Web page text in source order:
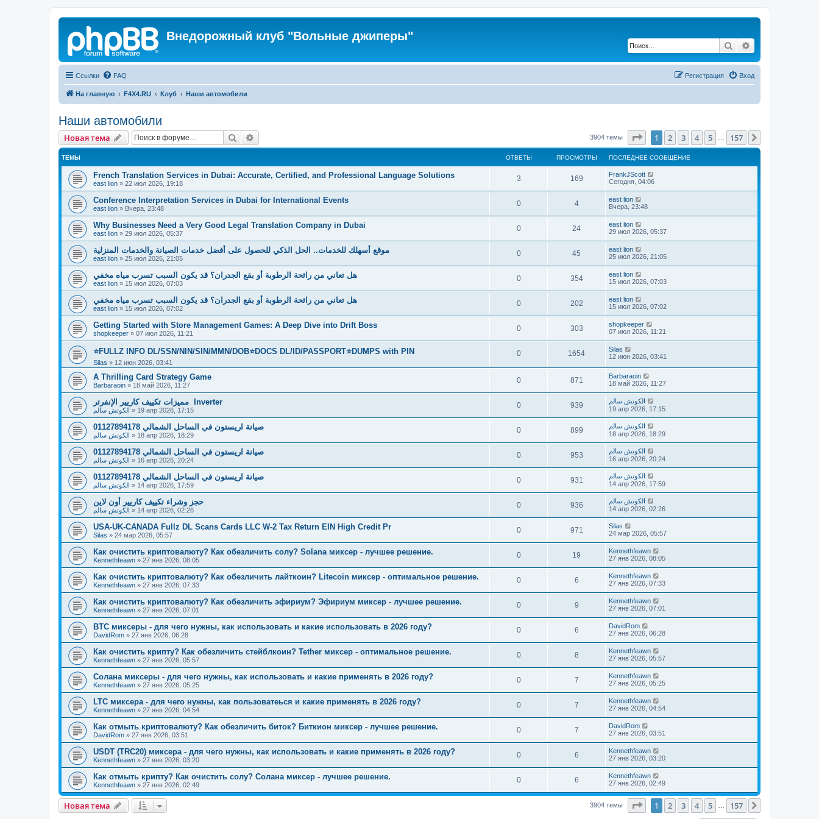
Внедорожный клуб "Вольные джиперы"
Поиск
Ссылки FAQ Вход
Регистрация
На главную F4X4.RU Клуб Наши автомобили
Наши автомобили
Новая тема Поиск 3904 темы Страница1 из 157
1 2 3 4 5 157
ТЕМЫ ОТВЕТЫ ПРОСМОТРЫ ПОСЛЕДНЕЕ СООБЩЕНИЕ
French Translation Services in Dubai: Accurate, Certified, and Professional Language Solutions
east lion » 22 июл 2026, 19:18
3 169
FrankJScott
Сегодня, 04:06
Conference Interpretation Services in Dubai for International Events
east lion » Вчера, 23:48
0 4
east lion
Вчера, 23:48
Why Businesses Need a Very Good Legal Translation Company in Dubai
east lion » 29 июл 2026, 05:37
0 24
east lion
29 июл 2026, 05:37
موقع أسهلك للخدمات.. الحل الذكي للحصول على أفضل خدمات الصيانة والخدمات المنزلية
east lion » 25 июл 2026, 21:05
0 45
east lion
25 июл 2026, 21:05
هل تعاني من رائحة الرطوبة أو بقع الجدران؟ قد يكون السبب تسرب مياه مخفي
east lion » 15 июл 2026, 07:03
0 354
east lion
15 июл 2026, 07:03
هل تعاني من رائحة الرطوبة أو بقع الجدران؟ قد يكون السبب تسرب مياه مخفي
east lion » 15 июл 2026, 07:02
0 202
east lion
15 июл 2026, 07:02
Getting Started with Store Management Games: A Deep Dive into Drift Boss
shopkeeper » 07 июл 2026, 11:21
0 303
shopkeeper
07 июл 2026, 11:21
⭐FULLZ INFO DL/SSN/NIN/SIN/MMN/DOB⭐DOCS DL/ID/PASSPORT⭐DUMPS with PIN
Silas » 12 июн 2026, 03:41
0 1654
Silas
12 июн 2026, 03:41
A Thrilling Card Strategy Game
Barbaraoin » 18 май 2026, 11:27
0 871
Barbaraoin
18 май 2026, 11:27
مميزات تكييف كاريير الإنفرتر Inverter
الكوتش سالم » 19 апр 2026, 17:15
0 939
الكوتش سالم
19 апр 2026, 17:15
01127894178 صيانة اريستون في الساحل الشمالي
الكوتش سالم » 18 апр 2026, 18:29
0 899
الكوتش سالم
18 апр 2026, 18:29
01127894178 صيانة اريستون في الساحل الشمالي
الكوتش سالم » 16 апр 2026, 20:24
0 953
الكوتش سالم
16 апр 2026, 20:24
01127894178 صيانة اريستون في الساحل الشمالي
الكوتش سالم » 14 апр 2026, 17:59
0 931
الكوتش سالم
14 апр 2026, 17:59
الكوتش سالم » 14 апр 2026, 02:26
0 936
الكوتش سالم
14 апр 2026, 02:26
USA-UK-CANADA Fullz DL Scans Cards LLC W-2 Tax Return EIN High Credit Pr
Silas » 24 мар 2026, 05:57
0 971
Silas
24 мар 2026, 05:57
Как очистить криптовалюту? Как обезличить солу? Solana миксер - лучшее решение.
Kennethfeawn » 27 янв 2026, 08:05
0 19
Kennethfeawn
27 янв 2026, 08:05
Как очистить криптовалюту? Как обезличить лайткоин? Litecoin миксер - оптимальное решение.
Kennethfeawn » 27 янв 2026, 07:33
0 6
Kennethfeawn
27 янв 2026, 07:33
Как очистить криптовалюту? Как обезличить эфириум? Эфириум миксер - лучшее решение.
Kennethfeawn » 27 янв 2026, 07:01
0 9
Kennethfeawn
27 янв 2026, 07:01
BTC миксеры - для чего нужны, как использовать и какие использовать в 2026 году?
DavidRom » 27 янв 2026, 06:28
0 6
DavidRom
27 янв 2026, 06:28
Как очистить крипту? Как обезличить стейблкоин? Tether миксер - оптимальное решение.
Kennethfeawn » 27 янв 2026, 05:57
0 8
Kennethfeawn
27 янв 2026, 05:57
Солана миксеры - для чего нужны, как использовать и какие применять в 2026 году?
Kennethfeawn » 27 янв 2026, 05:25
0 7
Kennethfeawn
27 янв 2026, 05:25
LTC миксера - для чего нужны, как пользоватеься и какие применять в 2026 году?
Kennethfeawn » 27 янв 2026, 04:54
0 7
Kennethfeawn
27 янв 2026, 04:54
Как отмыть криптовалюту? Как обезличить биток? Биткион миксер - лучшее решение.
DavidRom » 27 янв 2026, 03:51
0 7
DavidRom
27 янв 2026, 03:51
USDT (TRC20) миксера - для чего нужны, как использовать и какие применять в 2026 году?
Kennethfeawn » 27 янв 2026, 03:20
0 6
Kennethfeawn
27 янв 2026, 03:20
Как отмыть крипту? Как очистить солу? Солана миксер - лучшее решение.
Kennethfeawn » 27 янв 2026, 02:49
0 6
Kennethfeawn
27 янв 2026, 02:49
Новая тема 3904 темы Страница1 из 157
1 2 3 4 5 157